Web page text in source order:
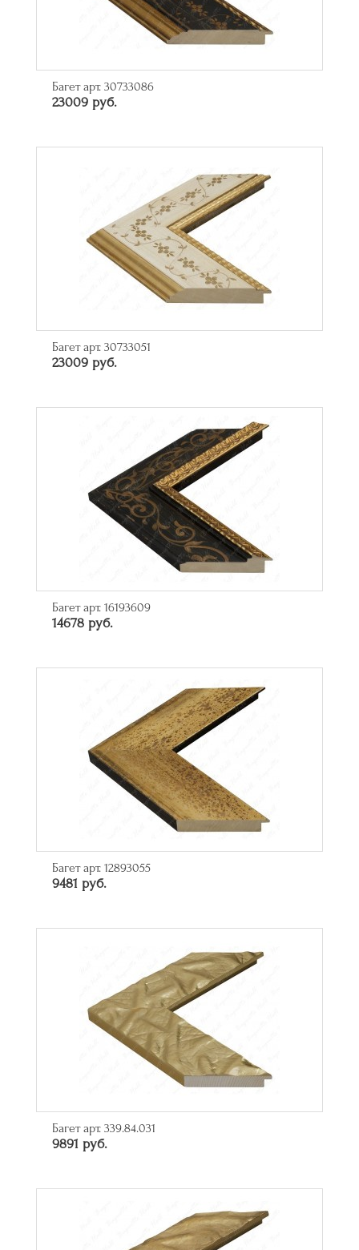
Багет арт. 30733086
23009 руб.
Багет арт. 30733051
23009 руб.
Багет арт. 16193609
14678 руб.
Багет арт. 12893055
9481 руб.
Багет арт. 339.84.031
9891 руб.